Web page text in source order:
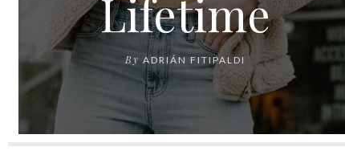
Lifetime
By ADRIÁN FITIPALDI